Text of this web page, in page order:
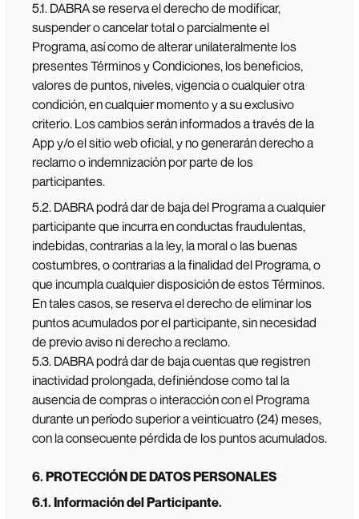
5.1. DABRA se reserva el derecho de modificar,
suspender o cancelar total o parcialmente el
Programa, así como de alterar unilateralmente los
presentes Términos y Condiciones, los beneficios,
valores de puntos, niveles, vigencia o cualquier otra
condición, en cualquier momento y a su exclusivo
criterio. Los cambios serán informados a través de la
App y/o el sitio web oficial, y no generarán derecho a
reclamo o indemnización por parte de los
participantes.
5.2. DABRA podrá dar de baja del Programa a cualquier
participante que incurra en conductas fraudulentas,
indebidas, contrarias a la ley, la moral o las buenas
costumbres, o contrarias a la finalidad del Programa, o
que incumpla cualquier disposición de estos Términos.
En tales casos, se reserva el derecho de eliminar los
puntos acumulados por el participante, sin necesidad
de previo aviso ni derecho a reclamo.
5.3. DABRA podrá dar de baja cuentas que registren
inactividad prolongada, definiéndose como tal la
ausencia de compras o interacción con el Programa
durante un período superior a veinticuatro (24) meses,
con la consecuente pérdida de los puntos acumulados.
6. PROTECCIÓN DE DATOS PERSONALES
6.1. Información del Participante.